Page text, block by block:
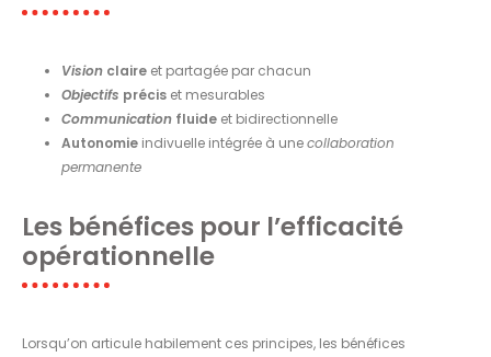
Vision claire et partagée par chacun
Objectifs précis et mesurables
Communication fluide et bidirectionnelle
Autonomie indivuelle intégrée à unecollaboration
permanente
Les bénéfices pour l’efficacité
opérationnelle
Lorsqu’on articule habilement ces principes, les bénéfices